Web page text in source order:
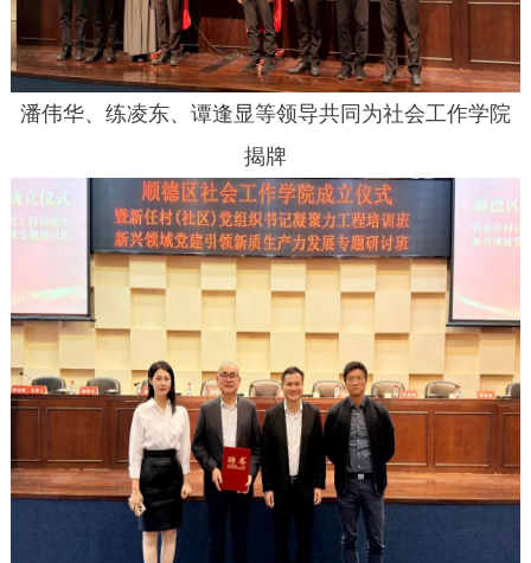
潘伟华、练凌东、谭逢显等领导共同为社会工作学院
揭牌